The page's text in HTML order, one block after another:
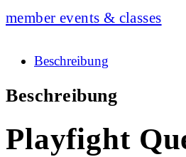
member events & classes
Beschreibung
Beschreibung
Playfight